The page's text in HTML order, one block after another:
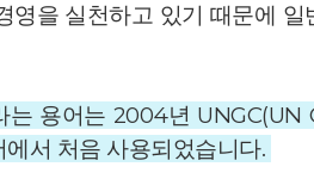
영을 실천하고 있기 때문에
는 용어는 2004년
서 처음 사용되었습니다.